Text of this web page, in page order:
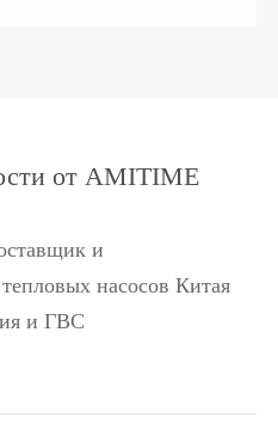
от AMITIME
и
насосов Китая
и ГВС